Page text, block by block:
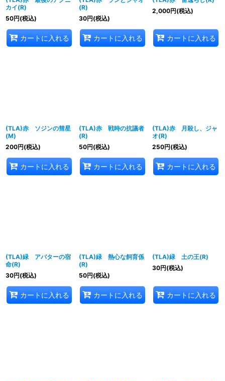
カイ(R)
50円(税込)
カートに入れる
(R)
30円(税込)
カートに入れる
2,000円(税込)
カートに入れる
(TLA)赤 ソジンの彗星
(M)
200円(税込)
カートに入れる
(TLA)赤 戦時の抗議者
(R)
50円(税込)
カートに入れる
(TLA)赤 月殺し、ジャ
オ(R)
250円(税込)
カートに入れる
(TLA)緑 アバターの宿
命(R)
30円(税込)
カートに入れる
(TLA)緑 熱心な飼育係
(R)
50円(税込)
カートに入れる
(TLA)緑 土の王(R)
30円(税込)
カートに入れる